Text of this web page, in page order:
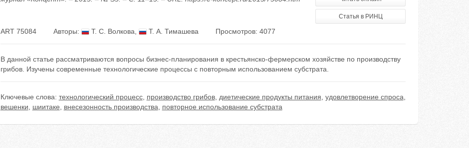
Статья в РИНЦ
ART 75084 Авторы: Т. С. Волкова Т. А. Тимашева Просмотров: 4077
В данной статье рассматриваются вопросы бизнес-планирования в крестьянско-фермерском хозяйстве по производству
грибов. Изучены современные технологические процессы с повторным использованием субстрата.
Ключевые слова: технологический процесс, производство грибов, диетические продукты питания удовлетворение спроса
вешенки
шиитаке внесезонность производства повторное использование субстрата